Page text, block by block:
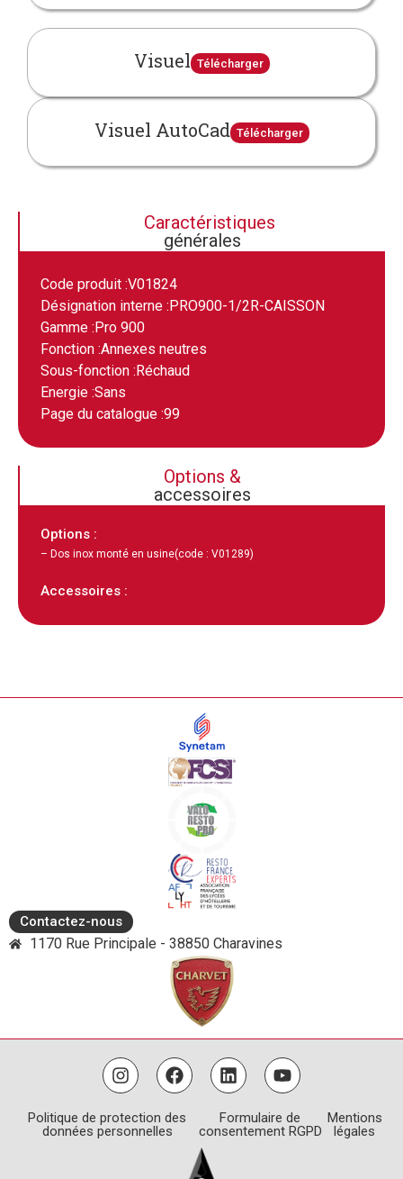
Visuel Télécharger
Visuel AutoCad Télécharger
Caractéristiques
générales
Code produit :V01824
Désignation interne :PRO900-1/2R-CAISSON
Gamme :Pro 900
Fonction :Annexes neutres
Sous-fonction :Réchaud
Energie :Sans
Page du catalogue :99
Options &
accessoires
Options :
– Dos inox monté en usine(code : V01289)
Accessoires :
Contactez-nous
1170 Rue Principale - 38850 Charavines
Politique de protection des
données personnelles
Formulaire de
consentement RGPD
Mentions
légales